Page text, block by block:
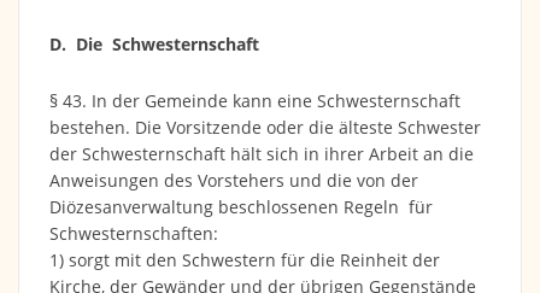
D. Die Schwesternschaft
§ 43. In der Gemeinde kann eine Schwesternschaft
bestehen. Die Vorsitzende oder die älteste Schwester
der Schwesternschaft hält sich in ihrer Arbeit an die
Anweisungen des Vorstehers und die von der
Diözesanverwaltung beschlossenen Regeln für
Schwesternschaften:
1) sorgt mit den Schwestern für die Reinheit der
Kirche, der Gewänder und der übrigen Gegenstände